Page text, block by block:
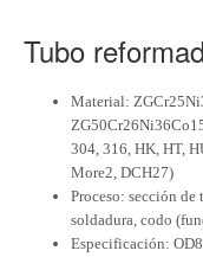
Tubo
Material:
304, 316, HK, HT,
More2, DCH27)
Proceso: sección
soldadura, codo
Especificación: